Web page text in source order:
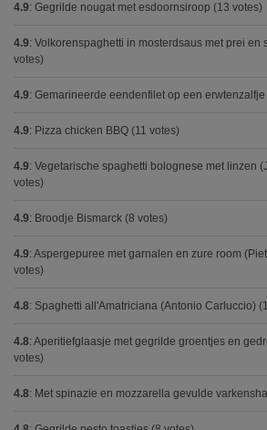
4.9: Gegrilde nougat met esdoornsiroop (13 votes)
4.9: Volkorenspaghetti in mosterdsaus met prei en
votes)
4.9: Gemarineerde eendenfilet op een erwtenzalfje
4.9: Pizza chicken BBQ (11 votes)
4.9: Vegetarische spaghetti bolognese met linzen
votes)
4.9: Broodje Bismarck (8 votes)
4.9: Aspergepuree met garnalen en zure room
votes)
4.8: Spaghetti all'Amatriciana (Antonio Carluccio)
4.8: Aperitiefglaasje met gegrilde groentjes en
votes)
4.8: Met spinazie en mozzarella gevulde